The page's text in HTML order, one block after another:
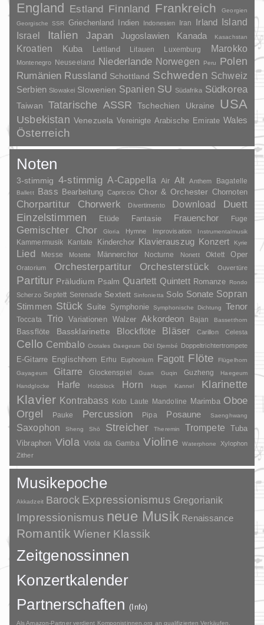
England Estland Finnland Frankreich
Georgien
Georgische SSR
Griechenland Indien Indonesien Iran Irland
Island
Israel
Italien Japan Jugoslawien Kanada Kasachstan
Kroatien Kuba Lettland Litauen Luxemburg Marokko
Montenegro Neuseeland Niederlande Norwegen Peru
Polen
Rumänien Russland Schottland Schweden Schweiz
Serbien Slowakei Slowenien Spanien SU Südafrika Südkorea
Taiwan Tatarische ASSR Tschechien Ukraine USA
Usbekistan Venezuela Vereinigte Arabische Emirate Wales
Österreich
Noten
3-stimmig 4-stimmig A-Cappella Air Alt Anthem Bagatelle
Ballett Bass Bearbeitung Capriccio Chor & Orchester Chornoten
Chorpartitur Chorwerk Divertimento Download
Duett
Einzelstimmen
Etüde Fantasie Frauenchor Fuge
Gemischter Chor Gloria Hymne Improvisation Instrumentalmusik
Kammermusik Kantate Kinderchor Klavierauszug Konzert Kyrie
Lied Messe Motette Männerchor Nocturne Nonett Oktett Oper
Oratorium Orchesterpartitur Orchesterstück Ouvertüre
Partitur Präludium Psalm Quartett Quintett Romanze Rondo
Scherzo Septett Serenade Sextett Sinfonietta Solo Sonate Sopran
Stimmen Stück Suite Symphonie Symphonische Dichtung Tenor
Toccata Trio Variationen Walzer Akkordeon Bajan Bassetthorn
Bassflöte Bassklarinette Blockflöte Bläser Carillon Celesta
Cello Cembalo Crotales Daegeum Dizi Djembé Doppeltrichtertrompete
E-Gitarre Englischhorn Erhu Euphonium Fagott Flöte
Flügelhorn
Gayageum
Gitarre Glockenspiel Guan Guqin Guzheng
Haegeum
Handglocke
Harfe Holzblock Horn Huqin Kannel Klarinette
Klavier Kontrabass Koto Laute Mandoline Marimba Oboe
Orgel Pauke Percussion Pipa Posaune Saenghwang
Saxophon Sheng Shō Streicher Theremin Trompete
Tuba
Vibraphon Viola Viola da Gamba Violine Waterphone
Xylophon
Zither
Musikepoche
Akkadzeit Barock Expressionismus Gregorianik
Impressionismus neue Musik Renaissance
Romantik Wiener Klassik
Zeitgenossinnen
Konzertkalender
Partnerschaften(Info)
Als Amazon-Partner verdient Komponistinnen.org an qualifizierten Verkäufen.